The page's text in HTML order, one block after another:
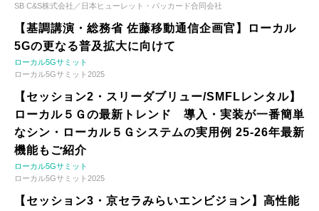
SB C&S株式会社／日本ヒューレット・パッカード合同会社
【基調講演・総務省 佐藤移動通信企画官】ローカル
5Gの更なる普及拡大に向けて
ローカル5Gサミット
ローカル5Gサミット2025
【セッション2・スリーダブリュー/SMFLレンタル】
ローカル５Ｇの最新トレンド 導入・実装が一番簡単
なシン・ローカル５Ｇシステムの実用例 25-26年最新
機能もご紹介
ローカル5Gサミット
ローカル5Gサミット2025
【セッション3・京セラみらいエンビジョン】高性能